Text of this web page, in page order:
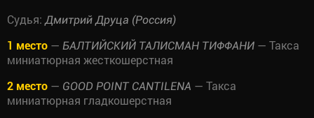
Судья: Дмитрий Друца (Россия)
1 место — БАЛТИЙСКИЙ ТАЛИСМАН ТИФФАНИ — Такса
миниатюрная жесткошерстная
2 место — GOOD POINT CANTILENA — Такса
миниатюрная гладкошерстная